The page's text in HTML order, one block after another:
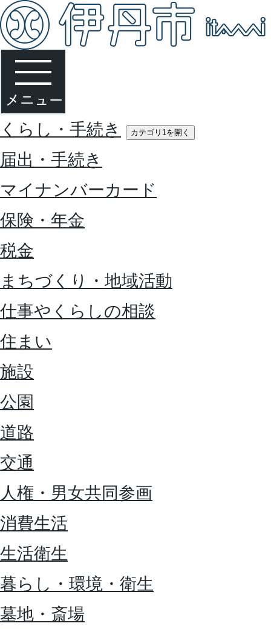
くらし・手続き カテゴリ1を開く
届出・手続き
マイナンバーカード
保険・年金
税金
まちづくり・地域活動
仕事やくらしの相談
住まい
施設
公園
道路
交通
人権・男女共同参画
消費生活
生活衛生
暮らし・環境・衛生
墓地・斎場